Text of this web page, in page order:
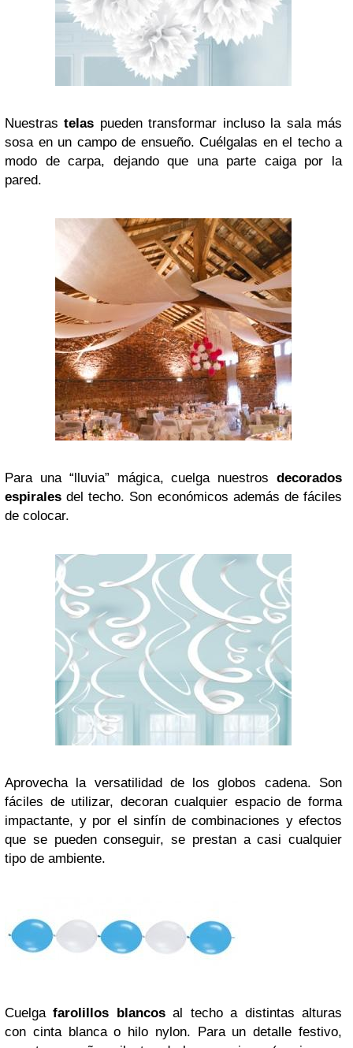
Nuestrastelas pueden transformar incluso la sala más
sosa en un campo de ensueño. Cuélgalas en el techo a
modo de carpa, dejando que una parte caiga por la
pared.
Para una “lluvia” mágica, cuelga nuestros decorados
espirales del techo. Son económicos además de fáciles
de colocar.
Aprovecha la versatilidad de los globos cadena. Son
fáciles de utilizar, decoran cualquier espacio de forma
impactante, y por el sinfín de combinaciones y efectos
que se pueden conseguir, se prestan a casi cualquier
tipo de ambiente.
Cuelgafarolillos blancosal techo a distintas alturas
con cinta blanca o hilo nylon. Para un detalle festivo,